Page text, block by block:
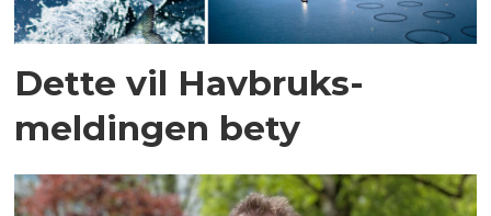
Dette vil Havbruks­
meldingen bety